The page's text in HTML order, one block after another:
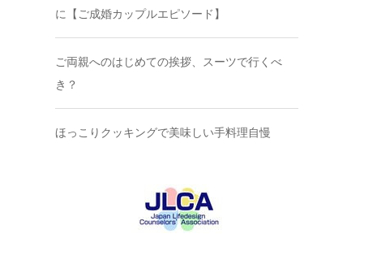
に【ご成婚カップルエピソード】
ご両親へのはじめての挨拶、スーツで行くべ
き？
ほっこりクッキングで美味しい手料理自慢